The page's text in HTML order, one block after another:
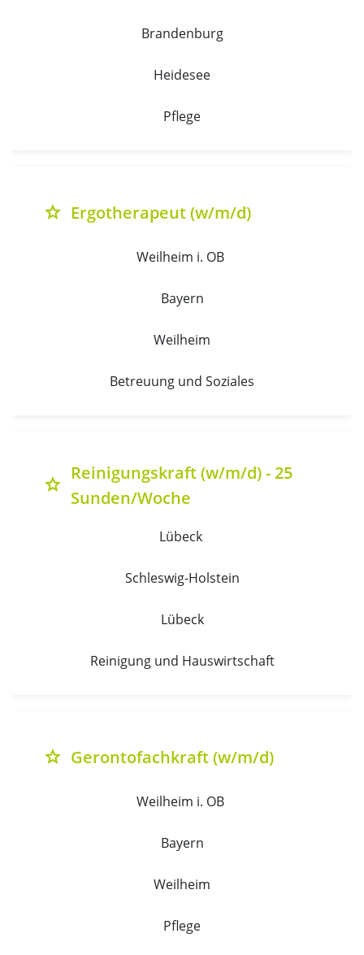
Brandenburg
Heidesee
Pflege
grade Ergotherapeut (w/m/d)
Weilheim i. OB
Bayern
Weilheim
Betreuung und Soziales
grade
Reinigungskraft (w/m/d) - 25
Sunden/Woche
Lübeck
Schleswig-Holstein
Lübeck
Reinigung und Hauswirtschaft
grade Gerontofachkraft (w/m/d)
Weilheim i. OB
Bayern
Weilheim
Pflege